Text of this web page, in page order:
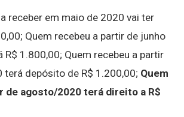
receber em maio de 2020 vai ter
Quem recebeu a partir de junho
R$ 1.800,00; Quem recebeu a partir
terá depósito de R$ 1.200,00; Quem
de agosto/2020 terá direito a R$